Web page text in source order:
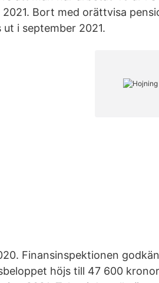
Bort med orättvisa
i september 2021.
Finansinspektionen
höjs till 47 600